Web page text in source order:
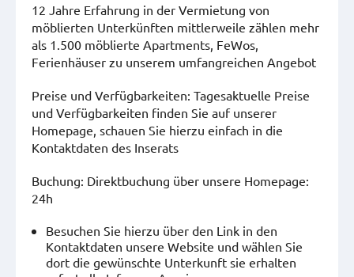
12 Jahre Erfahrung in der Vermietung von
möblierten Unterkünften mittlerweile zählen mehr
als 1.500 möblierte Apartments, FeWos,
Ferienhäuser zu unserem umfangreichen Angebot
Preise und Verfügbarkeiten: Tagesaktuelle Preise
und Verfügbarkeiten finden Sie auf unserer
Homepage, schauen Sie hierzu einfach in die
Kontaktdaten des Inserats
Buchung: Direktbuchung über unsere Homepage:
24h
Besuchen Sie hierzu über den Link in den
Kontaktdaten unsere Website und wählen Sie
dort die gewünschte Unterkunft sie erhalten